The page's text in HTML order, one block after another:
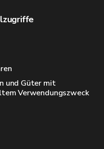
und Güter mit
Verwendungszweck